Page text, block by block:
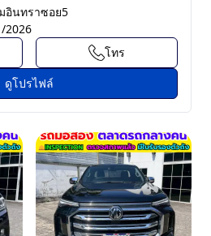
อินทราซอย5
2026
โทร
ดูโปรไฟล์